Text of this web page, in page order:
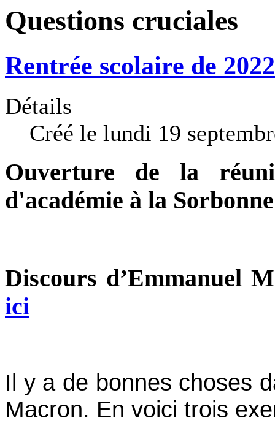
Questions cruciales
Rentrée scolaire de
Détails
Créé le lundi 19
Ouverture de la
d'académie à la Sorbonne
Discours d’Emmanuel
ici
Il y a de bonnes choses
Macron. En voici trois